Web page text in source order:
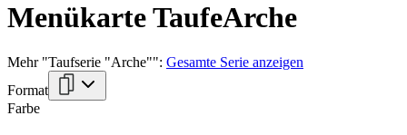
Menükarte TaufeArche
Mehr"Taufserie "Arche"": Gesamte Serie anzeigen
Format
Farbe